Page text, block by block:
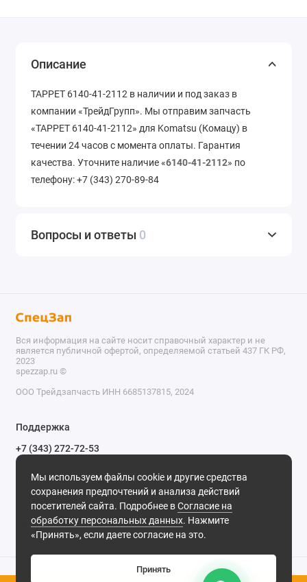
Описание
TAPPET 6140-41-2112 в наличии и под заказ в
компании «ТрейдГрупп». Мы отправим запчасть
«TAPPET 6140-41-2112» для Komatsu (Комацу) в
течении 24 часов с момента оплаты. Гарантия
качества. Уточните наличие «6140-41-2112» по
телефону: +7 (343) 270-89-84
Вопросы и ответы 0
Мы используем файлы cookie и другие средства
сохранения предпочтений и анализа действий
посетителей сайта. Подробнее вСогласие на
обработку персональных данных. Нажмите
«Принять», если даете согласие на это.
Принять
Вся информация на сайте носит справочный характер и не
является публичной офертой, определяемой статьей 437 ГК РФ,
2023
spezzap.ru ©️
ООО Трейдзапчасть ИНН 6685137815, 2024
Поддержка
+7 (343) 272-72-53
Обратный звонок
620030, г. Екатеринбург, ул. Карьерная, д. 14, оф. 14.
Мы в сети